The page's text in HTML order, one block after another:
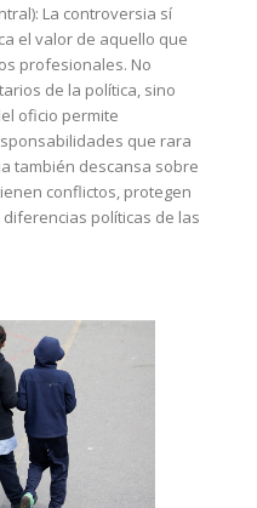
La controversia sí
el valor de aquello que
profesionales. No
de la política, sino
oficio permite
que rara
también descansa sobre
conflictos, protegen
políticas de las